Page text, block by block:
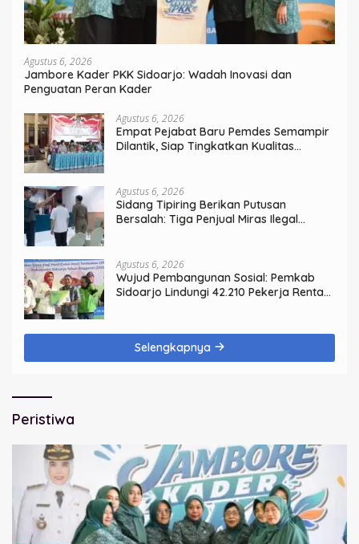
Agustus 6, 2026
Jambore Kader PKK Sidoarjo: Wadah Inovasi dan
Penguatan Peran Kader
Agustus 6, 2026
Empat Pejabat Baru Pemdes Semampir
Dilantik, Siap Tingkatkan Kualitas
Agustus 6, 2026
Sidang Tipiring Berikan Putusan
Bersalah: Tiga Penjual Miras Ilegal
Agustus 6, 2026
Wujud Pembangunan Sosial: Pemkab
Sidoarjo Lindungi 42.210 Pekerja Rentan
Selengkapnya
Peristiwa